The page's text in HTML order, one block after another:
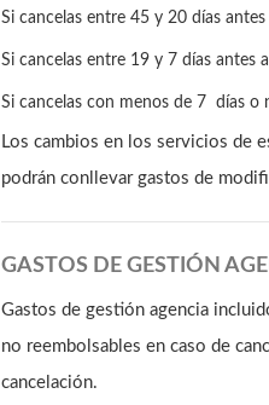
Si cancelas entre 45 y 20 días
Si cancelas entre 19 y 7 días antes
Si cancelas con menos de 7 días o
Los cambios en los servicios de
podrán conllevar gastos de
GASTOS DE GESTIÓN
Gastos de gestión agencia
no reembolsables en caso de
cancelación.